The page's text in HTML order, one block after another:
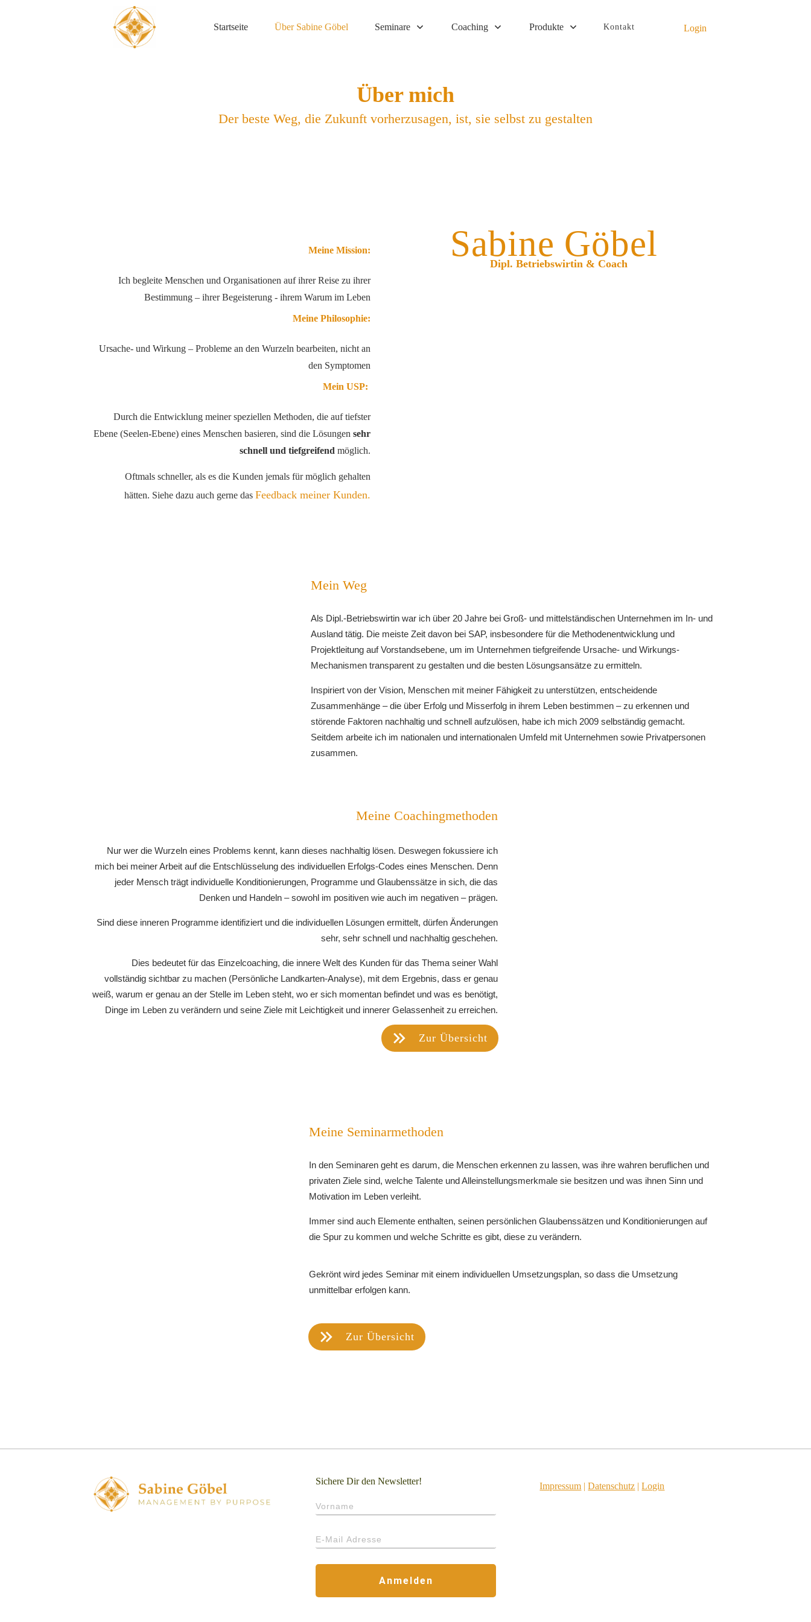
Startseite Über Sabine Göbel Seminare Coaching Produkte Kontakt Login
Über mich
Der beste Weg, die Zukunft vorherzusagen, ist, sie selbst zu gestalten
Meine Mission:
Ich begleite Menschen und Organisationen auf ihrer Reise zu ihrer
Bestimmung – ihrer Begeisterung - ihrem Warum im Leben
Meine Philosophie:
Ursache- und Wirkung – Probleme an den Wurzeln bearbeiten, nicht an
den Symptomen
Mein USP:
Durch die Entwicklung meiner speziellen Methoden, die auf tiefster
Ebene (Seelen-Ebene) eines Menschen basieren, sind die Lösungen sehr
schnell und tiefgreifend möglich.
Oftmals schneller, als es die Kunden jemals für möglich gehalten
hätten. Siehe dazu auch gerne das Feedback meiner Kunden.
Sabine Göbel
Dipl. Betriebswirtin & Coach
Mein Weg
Als Dipl.-Betriebswirtin war ich über 20 Jahre bei Groß- und mittelständischen Unternehmen im In- und
Ausland tätig. Die meiste Zeit davon bei SAP, insbesondere für die Methodenentwicklung und
Projektleitung auf Vorstandsebene, um im Unternehmen tiefgreifende Ursache- und Wirkungs-
Mechanismen transparent zu gestalten und die besten Lösungsansätze zu ermitteln.
Inspiriert von der Vision, Menschen mit meiner Fähigkeit zu unterstützen, entscheidende
Zusammenhänge – die über Erfolg und Misserfolg in ihrem Leben bestimmen – zu erkennen und
störende Faktoren nachhaltig und schnell aufzulösen, habe ich mich 2009 selbständig gemacht.
Seitdem arbeite ich im nationalen und internationalen Umfeld mit Unternehmen sowie Privatpersonen
zusammen.
Meine Coachingmethoden
Nur wer die Wurzeln eines Problems kennt, kann dieses nachhaltig lösen. Deswegen fokussiere ich
mich bei meiner Arbeit auf die Entschlüsselung des individuellen Erfolgs-Codes eines Menschen. Denn
jeder Mensch trägt individuelle Konditionierungen, Programme und Glaubenssätze in sich, die das
Denken und Handeln – sowohl im positiven wie auch im negativen – prägen.
Sind diese inneren Programme identifiziert und die individuellen Lösungen ermittelt, dürfen Änderungen
sehr, sehr schnell und nachhaltig geschehen.
Dies bedeutet für das Einzelcoaching, die innere Welt des Kunden für das Thema seiner Wahl
vollständig sichtbar zu machen (Persönliche Landkarten-Analyse), mit dem Ergebnis, dass er genau
weiß, warum er genau an der Stelle im Leben steht, wo er sich momentan befindet und was es benötigt,
Dinge im Leben zu verändern und seine Ziele mit Leichtigkeit und innerer Gelassenheit zu erreichen.
Zur Übersicht
Meine Seminarmethoden
In den Seminaren geht es darum, die Menschen erkennen zu lassen, was ihre wahren beruflichen und
privaten Ziele sind, welche Talente und Alleinstellungsmerkmale sie besitzen und was ihnen Sinn und
Motivation im Leben verleiht.
Immer sind auch Elemente enthalten, seinen persönlichen Glaubenssätzen und Konditionierungen auf
die Spur zu kommen und welche Schritte es gibt, diese zu verändern.
Gekrönt wird jedes Seminar mit einem individuellen Umsetzungsplan, so dass die Umsetzung
unmittelbar erfolgen kann.
Zur Übersicht
Sichere Dir den Newsletter!
Anmelden
Impressum |Datenschutz |Login